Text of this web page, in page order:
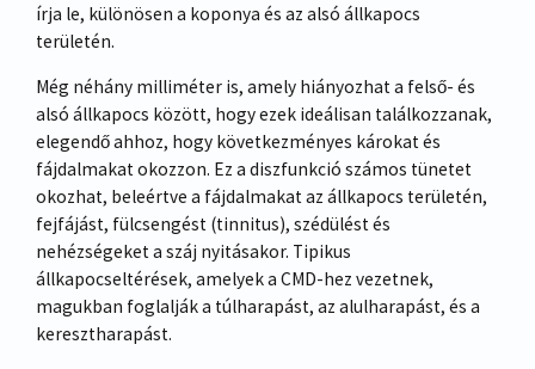
írja le, különösen a koponya és az alsó állkapocs
területén.
Még néhány milliméter is, amely hiányozhat a felső- és
alsó állkapocs között, hogy ezek ideálisan találkozzanak,
elegendő ahhoz, hogy következményes károkat és
fájdalmakat okozzon. Ez a diszfunkció számos tünetet
okozhat, beleértve a fájdalmakat az állkapocs területén,
fejfájást, fülcsengést (tinnitus), szédülést és
nehézségeket a száj nyitásakor. Tipikus
állkapocseltérések, amelyek a CMD-hez vezetnek,
magukban foglalják a túlharapást, az alulharapást, és a
keresztharapást.